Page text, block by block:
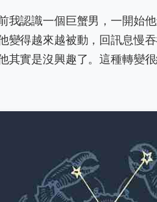
我認識一個巨蟹男，一開始
變得越來越被動，回訊息慢
其實是沒興趣了。這種轉變